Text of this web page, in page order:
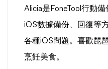
Alicia是FoneTool行動
iOS數據備份、回復等
各種iOS問題。喜歡琵
烹飪美食。